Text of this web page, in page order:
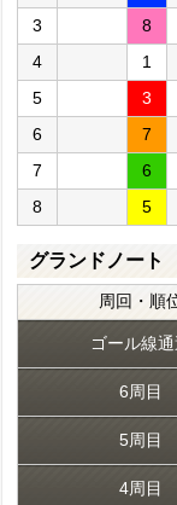
3
8
4
1
5
3
6
7
7
6
8
5
グランドノート
周回・順
ゴール線
6周目
5周目
4周目